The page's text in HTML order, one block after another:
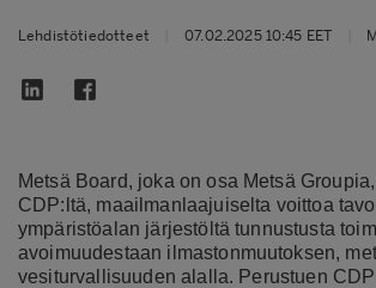
Lehdistötiedotteet 07.02.2025 10:45 EET
Metsä Board, joka on osa Metsä
CDP:ltä, maailmanlaajuiselta voittoa
ympäristöalan järjestöltä tunnustusta
avoimuudestaan ilmastonmuutoksen,
vesiturvallisuuden alalla. Perustuen